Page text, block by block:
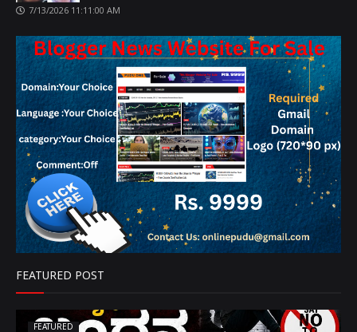
7/13/2026 11:11:00 AM
FEATURED POST
FEATURED